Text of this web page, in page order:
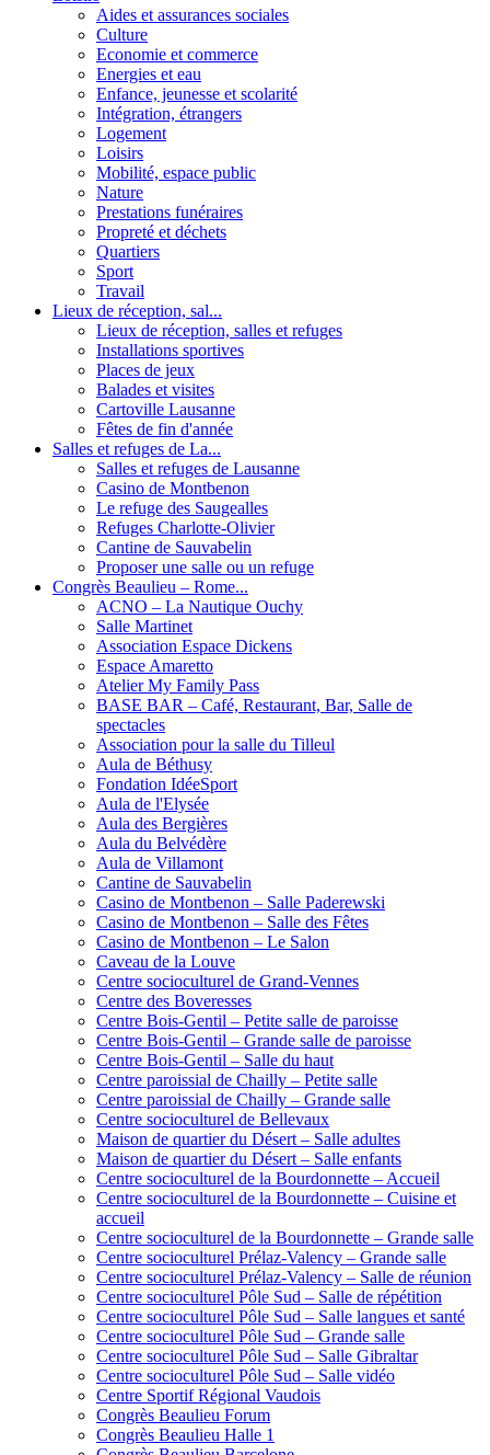
Aides et assurances sociales
Culture
Economie et commerce
Energies et eau
Enfance, jeunesse et scolarité
Intégration, étrangers
Logement
Loisirs
Mobilité, espace public
Nature
Prestations funéraires
Propreté et déchets
Quartiers
Sport
Travail
Lieux de réception, sal...
Lieux de réception, salles et refuges
Installations sportives
Places de jeux
Balades et visites
Cartoville Lausanne
Fêtes de fin d'année
Salles et refuges de La...
Salles et refuges de Lausanne
Casino de Montbenon
Le refuge des Saugealles
Refuges Charlotte-Olivier
Cantine de Sauvabelin
Proposer une salle ou un refuge
Congrès Beaulieu – Rome...
ACNO – La Nautique Ouchy
Salle Martinet
Association Espace Dickens
Espace Amaretto
Atelier My Family Pass
BASE BAR – Café, Restaurant, Bar, Salle de
spectacles
Association pour la salle du Tilleul
Aula de Béthusy
Fondation IdéeSport
Aula de l'Elysée
Aula des Bergières
Aula du Belvédère
Aula de Villamont
Cantine de Sauvabelin
Casino de Montbenon – Salle Paderewski
Casino de Montbenon – Salle des Fêtes
Casino de Montbenon – Le Salon
Caveau de la Louve
Centre socioculturel de Grand-Vennes
Centre des Boveresses
Centre Bois-Gentil – Petite salle de paroisse
Centre Bois-Gentil – Grande salle de paroisse
Centre Bois-Gentil – Salle du haut
Centre paroissial de Chailly – Petite salle
Centre paroissial de Chailly – Grande salle
Centre socioculturel de Bellevaux
Maison de quartier du Désert – Salle adultes
Maison de quartier du Désert – Salle enfants
Centre socioculturel de la Bourdonnette – Accueil
Centre socioculturel de la Bourdonnette – Cuisine et
accueil
Centre socioculturel de la Bourdonnette – Grande salle
Centre socioculturel Prélaz-Valency – Grande salle
Centre socioculturel Prélaz-Valency – Salle de réunion
Centre socioculturel Pôle Sud – Salle de répétition
Centre socioculturel Pôle Sud – Salle langues et santé
Centre socioculturel Pôle Sud – Grande salle
Centre socioculturel Pôle Sud – Salle Gibraltar
Centre socioculturel Pôle Sud – Salle vidéo
Centre Sportif Régional Vaudois
Congrès Beaulieu Forum
Congrès Beaulieu Halle 1